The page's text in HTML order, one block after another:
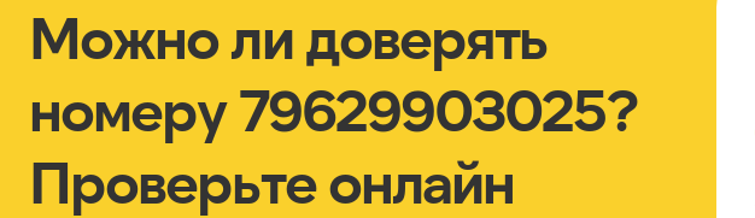
Можно ли доверять
номеру 79629903025?
Проверьте онлайн